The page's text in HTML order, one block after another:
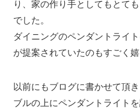
り、家の作り手としてもとて
でした。
ダイニングのペンダントライ
が提案されていたのもすごく嬉
以前にもブログに書かせて頂
ブルの上にペンダントライト